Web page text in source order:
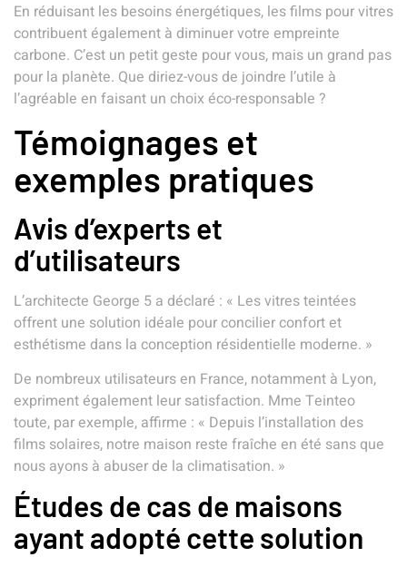
En réduisant les besoins énergétiques, les films pour vitres
contribuent également à diminuer votre empreinte
carbone. C’est un petit geste pour vous, mais un grand pas
pour la planète. Que diriez-vous de joindre l’utile à
l’agréable en faisant un choix éco-responsable ?
Témoignages et
exemples pratiques
Avis d’experts et
d’utilisateurs
L’architecte George 5 a déclaré : « Les vitres teintées
offrent une solution idéale pour concilier confort et
esthétisme dans la conception résidentielle moderne. »
De nombreux utilisateurs en France, notamment à Lyon,
expriment également leur satisfaction. Mme Teinteo
toute, par exemple, affirme : « Depuis l’installation des
films solaires, notre maison reste fraîche en été sans que
nous ayons à abuser de la climatisation. »
Études de cas de maisons
ayant adopté cette solution